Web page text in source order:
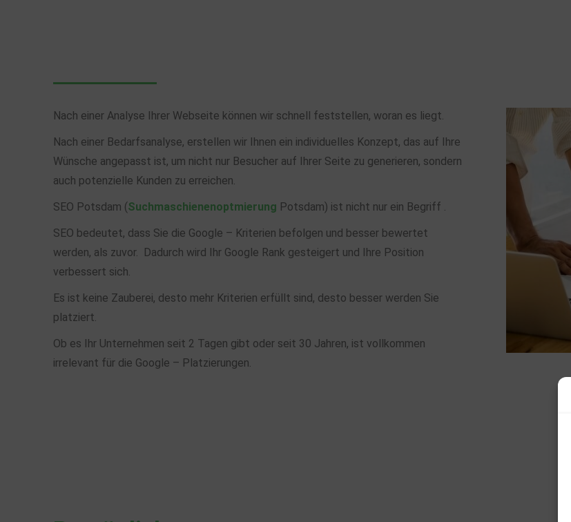
Nach einer Analyse Ihrer Webseite können wir schnell feststellen, woran es liegt.
Nach einer Bedarfsanalyse, erstellen wir Ihnen ein individuelles Konzept, das auf Ihre
Wünsche angepasst ist, um nicht nur Besucher auf Ihrer Seite zu generieren, sondern
auch potenzielle Kunden zu erreichen.
SEO Potsdam (Suchmaschienenoptmierung Potsdam) ist nicht nur ein Begriff .
SEO bedeutet, dass Sie die Google – Kriterien befolgen und besser bewertet
werden, als zuvor. Dadurch wird Ihr Google Rank gesteigert und Ihre Position
verbessert sich.
Es ist keine Zauberei, desto mehr Kriterien erfüllt sind, desto besser werden Sie
platziert.
Ob es Ihr Unternehmen seit 2 Tagen gibt oder seit 30 Jahren, ist vollkommen
irrelevant für die Google – Platzierungen.